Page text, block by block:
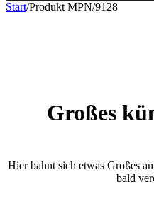
Start/Produkt MPN/9128
Großes
Hier bahnt sich etwas Großes
bald